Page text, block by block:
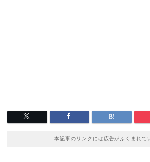
本記事のリンクには広告がふくまれて